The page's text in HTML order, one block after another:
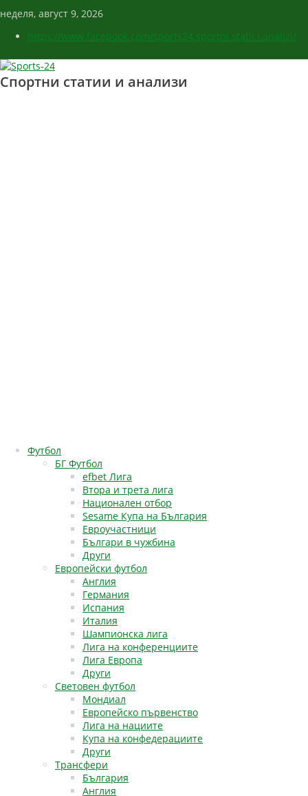
неделя, август 9, 2026
https://www.facebook.com/sports24.sportni.statii.i.analizi/
Спортни статии и анализи
Футбол
БГ Футбол
efbet Лига
Втора и трета лига
Национален отбор
Sesame Купа на България
Евроучастници
Българи в чужбина
Други
Европейски футбол
Англия
Германия
Испания
Италия
Шампионска лига
Лига на конференциите
Лига Европа
Други
Световен футбол
Мондиал
Европейско първенство
Лига на нациите
Купа на конфедерациите
Други
Трансфери
България
Англия